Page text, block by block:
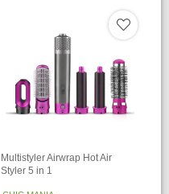
Multistyler Airwrap Hot Air
Styler 5 in 1